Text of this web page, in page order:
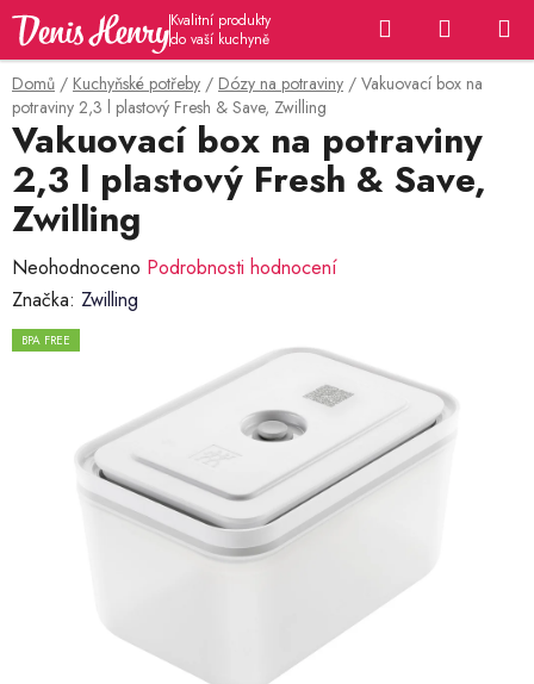
Přejít
obsah
Hledat
KOŠÍK
Domů / Kuchyňské potřeby / Dózy na potraviny / Vakuovací box na
potraviny 2,3 l plastový Fresh & Save, Zwilling
Vakuovací box na potraviny
2,3 l plastový Fresh & Save,
Zwilling
Průměrné
hodnocení
produktu
hvězdiček.
Neohodnoceno Podrobnosti hodnocení
Značka: Zwilling
BPA FREE